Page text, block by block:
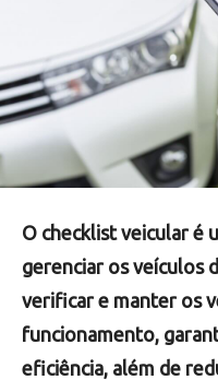
O checklist veicular é
gerenciar os veículos
verificar e manter os
funcionamento,
eficiência, além de